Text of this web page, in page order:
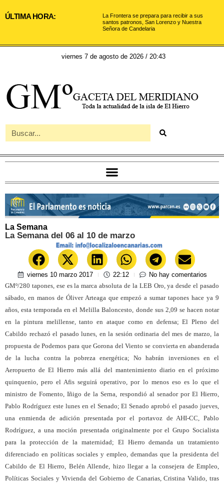
ÚLTIMA HORA:
La Frontera se prepara para recibir a sus
santos patronos, San Lorenzo y Nuestra
Señora de Candelaria
viernes 7 de agosto de 2026 / 20:43
La Semana
La Semana del 06 al 10 de marzo
viernes 10 marzo 2017 22:12
No hay comentarios
GMº/280 tapones, ese es la marca absoluta de la LEB Oro, ya desde el pasado
sábado, en manos de Óliver Arteaga que empezó a sumar tapones hace ya 9
años, esta temporada en el Melilla Baloncesto, donde sus 2,09 se hacen notar
en la pintura melillense, tanto en ataque como en defensa; El Pleno del
Cabildo rechazó el pasado lunes, en la sesión ordinaria del mes de marzo, la
propuesta de Podemos para que Gorona del Viento se convierta en abanderada
de la lucha contra la pobreza energética; No habrán inversiones en el
Aeropuerto de El Hierro más allá del mantenimiento diario en el próximo
quinquenio, pero el Afis seguirá operativo, por lo menos eso es lo que el
ministro de Fomento, Iñigo de la Serna, respondió al senador por El Hierro,
Pablo Rodríguez este lunes en el Senado; El Senado aprobó el pasado jueves,
una enmienda de adición presentada por el portavoz de AHI-CC, Pablo
Rodríguez, a una moción presentada originalmente por el Grupo Socialista
para la protección de la maternidad; El Hierro demanda un tratamiento
diferenciado en políticas sociales y empleo, demandas que la presidenta del
Cabildo de El Hierro, Belén Allende, hizo llegar a la consejera de Empleo,
Políticas Sociales y Vivienda del Gobierno de Canarias, Cristina Valido, tras